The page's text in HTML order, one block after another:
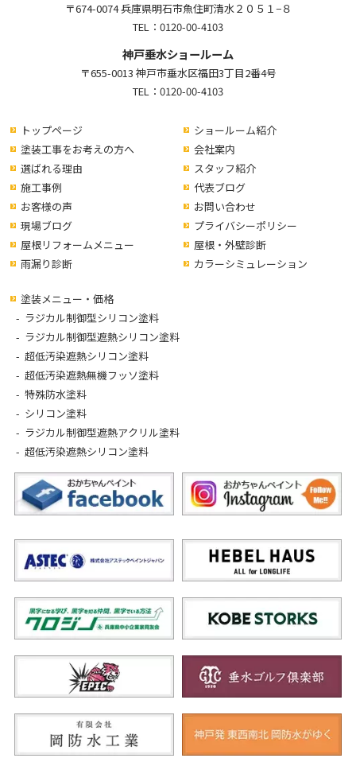
〒674-0074 兵庫県明石市魚住町清水２０５１−８
TEL： 0120-00-4103
神戸垂水ショールーム
〒655-0013 神戸市垂水区福田3丁目2番4号
TEL： 0120-00-4103
トップページ
塗装工事をお考えの方へ
選ばれる理由
ショールーム紹介
会社案内
スタッフ紹介
施工事例
お客様の声
現場ブログ
代表ブログ
お問い合わせ
プライバシーポリシー
屋根リフォームメニュー
雨漏り診断
屋根・外壁診断
カラーシミュレーション
塗装メニュー・価格
ラジカル制御型シリコン塗料
ラジカル制御型遮熱シリコン塗料
超低汚染遮熱シリコン塗料
超低汚染遮熱無機フッソ塗料
特殊防水塗料
シリコン塗料
ラジカル制御型遮熱アクリル塗料
超低汚染遮熱シリコン塗料